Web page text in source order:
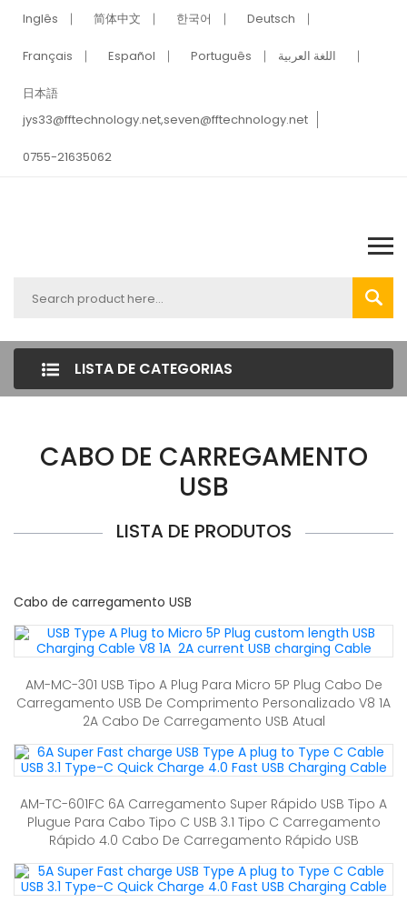
Inglês 简体中文 한국어 Deutsch
Français Español Português اللغة العربية
日本語
jys33@fftechnology.net,seven@fftechnology.net
0755-21635062
LISTA DE CATEGORIAS
CABO DE CARREGAMENTO
USB
LISTA DE PRODUTOS
Cabo de carregamento USB
AM-MC-301 USB Tipo A Plug Para Micro 5P Plug Cabo De
Carregamento USB De Comprimento Personalizado V8 1A
2A Cabo De Carregamento USB Atual
AM-TC-601FC 6A Carregamento Super Rápido USB Tipo A
Plugue Para Cabo Tipo C USB 3.1 Tipo C Carregamento
Rápido 4.0 Cabo De Carregamento Rápido USB